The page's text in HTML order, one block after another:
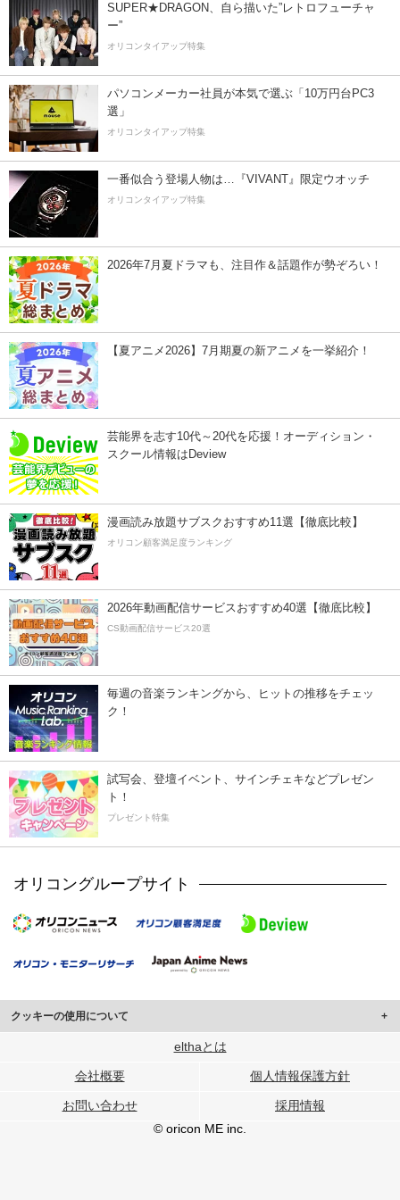
SUPER★DRAGON、自ら描いた”レトロフューチャ
ー”
オリコンタイアップ特集
パソコンメーカー社員が本気で選ぶ「10万円台PC3
選」
オリコンタイアップ特集
一番似合う登場人物は…『VIVANT』限定ウオッチ
オリコンタイアップ特集
2026年7月夏ドラマも、注目作＆話題作が勢ぞろい！
【夏アニメ2026】7月期夏の新アニメを一挙紹介！
芸能界を志す10代～20代を応援！オーディション・
スクール情報はDeview
漫画読み放題サブスクおすすめ11選【徹底比較】
オリコン顧客満足度ランキング
2026年動画配信サービスおすすめ40選【徹底比較】
CS動画配信サービス20選
毎週の音楽ランキングから、ヒットの推移をチェッ
ク！
試写会、登壇イベント、サインチェキなどプレゼン
ト！
プレゼント特集
オリコングループサイト
クッキーの使用について
このサイトでは Cookie を使用して、ユーザーに合わせたコンテンツや広告の
行っています。
メディアや広告配信、データ解析の各パートナーに提供しています。
各パートナーは、この情報とユーザーが各パートナーに提供した他の情報や、
ユーザーが各パートナーのサービスを使用したときに収集した他の情報を組み
elthaとは
会社概要 個人情報保護方針
お問い合わせ
採用情報
© oricon ME inc.